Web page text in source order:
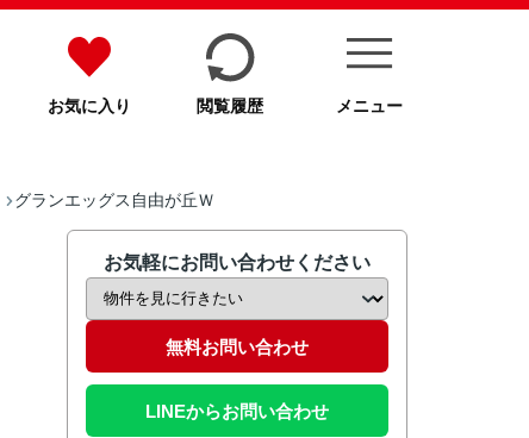
お気に入り 閲覧履歴 メニュー
グランエッグス自由が丘Ｗ
お気軽にお問い合わせください
無料お問い合わせ
LINEからお問い合わせ